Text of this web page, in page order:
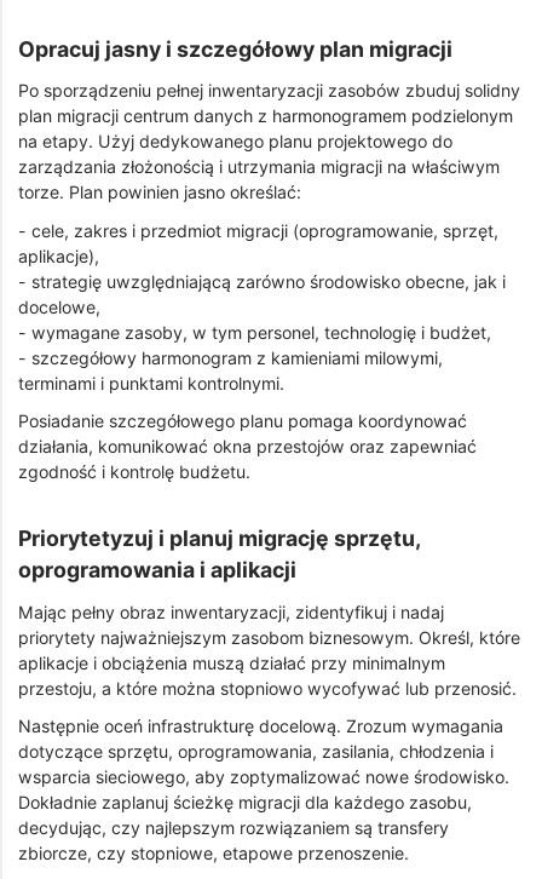
Opracuj jasny i szczegółowy plan migracji
Po sporządzeniu pełnej inwentaryzacji zasobów zbuduj solidny
plan migracji centrum danych z harmonogramem podzielonym
na etapy. Użyj dedykowanego planu projektowego do
zarządzania złożonością i utrzymania migracji na właściwym
torze. Plan powinien jasno określać:
- cele, zakres i przedmiot migracji (oprogramowanie, sprzęt,
aplikacje),
- strategię uwzględniającą zarówno środowisko obecne, jak i
docelowe,
- wymagane zasoby, w tym personel, technologię i budżet,
- szczegółowy harmonogram z kamieniami milowymi,
terminami i punktami kontrolnymi.
Posiadanie szczegółowego planu pomaga koordynować
działania, komunikować okna przestojów oraz zapewniać
zgodność i kontrolę budżetu.
Priorytetyzuj i planuj migrację sprzętu,
oprogramowania i aplikacji
Mając pełny obraz inwentaryzacji, zidentyfikuj i nadaj
priorytety najważniejszym zasobom biznesowym. Określ, które
aplikacje i obciążenia muszą działać przy minimalnym
przestoju, a które można stopniowo wycofywać lub przenosić.
Następnie oceń infrastrukturę docelową. Zrozum wymagania
dotyczące sprzętu, oprogramowania, zasilania, chłodzenia i
wsparcia sieciowego, aby zoptymalizować nowe środowisko.
Dokładnie zaplanuj ścieżkę migracji dla każdego zasobu,
decydując, czy najlepszym rozwiązaniem są transfery
zbiorcze, czy stopniowe, etapowe przenoszenie.